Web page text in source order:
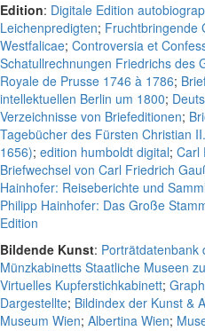
Edition: Digitale Edition
Leichenpredigten; Fruchtbringende
Westfalicae; Controversia et
Schatullrechnungen Friedrichs des
Royale de Prusse 1746 à 1786;
intellektuellen Berlin um 1800;
Verzeichnisse von Briefeditionen;
Tagebücher des Fürsten Christian
1656); edition humboldt digital; Carl
Briefwechsel von Carl Friedrich
Hainhofer: Reiseberichte und
Philipp Hainhofer: Das Große
Edition
Bildende Kunst: Porträtdatenbank
Münzkabinetts Staatliche Museen
Virtuelles Kupferstichkabinett;
Dargestellte; Bildindex der Kunst &
Museum Wien; Albertina Wien;